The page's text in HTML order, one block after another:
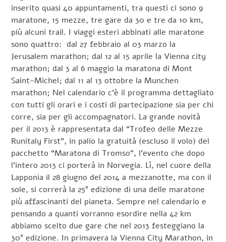
inserito quasi 40 appuntamenti, tra questi ci sono 9
maratone, 15 mezze, tre gare da 30 e tre da 10 km,
più alcuni trail. I viaggi esteri abbinati alle maratone
sono quattro: dal 27 febbraio al 03 marzo la
Jerusalem marathon; dal 12 al 15 aprile la Vienna city
marathon; dal 3 al 6 maggio la maratona di Mont
Saint-Michel; dal 11 al 13 ottobre la Munchen
marathon; Nel calendario c’è il programma dettagliato
con tutti gli orari e i costi di partecipazione sia per chi
corre, sia per gli accompagnatori. La grande novità
per il 2013 è rappresentata dal “Trofeo delle Mezze
Runitaly First”, in palio la gratuità (escluso il volo) del
pacchetto “Maratona di Tromso”, l’evento che dopo
l’intero 2013 ci porterà in Norvegia. Lì, nel cuore della
Lapponia il 28 giugno del 2014 a mezzanotte, ma con il
sole, si correrà la 25° edizione di una delle maratone
più affascinanti del pianeta. Sempre nel calendario e
pensando a quanti vorranno esordire nella 42 km
abbiamo scelto due gare che nel 2013 festeggiano la
30° edizione. In primavera la Vienna City Marathon, in